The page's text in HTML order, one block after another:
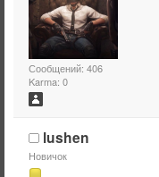
Сообщений: 406
Karma: 0
lushen
Новичок